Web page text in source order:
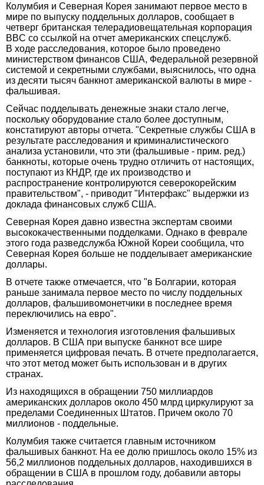
Колумбия и Северная Корея занимают первое место в
мире по выпуску поддельных долларов, сообщает в
четверг британская телерадиовещательная корпорация
BBC со ссылкой на отчет американских спецслужб.
В ходе расследования, которое было проведено
министерством финансов США, Федеральной резервной
системой и секретными службами, выяснилось, что одна
из десяти тысяч банкнот американской валюты в мире -
фальшивая.
Сейчас подделывать денежные знаки стало легче,
поскольку оборудование стало более доступным,
констатируют авторы отчета. "Секретные службы США в
результате расследования и криминалистического
анализа установили, что эти (фальшивые - прим. ред.)
банкноты, которые очень трудно отличить от настоящих,
поступают из КНДР, где их производство и
распространение контролируются северокорейским
правительством", - приводит "Интерфакс" выдержки из
доклада финансовых служб США.
Северная Корея давно известна экспертам своими
высококачественными подделками. Однако в феврале
этого года разведслужба Южной Кореи сообщила, что
Северная Корея больше не подделывает американские
доллары.
В отчете также отмечается, что "в Болгарии, которая
раньше занимала первое место по числу поддельных
долларов, фальшивомонетчики в последнее время
переключились на евро".
Изменяется и технология изготовления фальшивых
долларов. В США при выпуске банкнот все шире
применяется цифровая печать. В отчете предполагается,
что этот метод может быть использован и в других
странах.
Из находящихся в обращении 750 миллиардов
американских долларов около 450 млрд циркулируют за
пределами Соединенных Штатов. Причем около 70
миллионов - поддельные.
Колумбия также считается главным источником
фальшивых банкнот. На ее долю пришлось около 15% из
56,2 миллионов поддельных долларов, находившихся в
обращении в США в прошлом году, добавили авторы